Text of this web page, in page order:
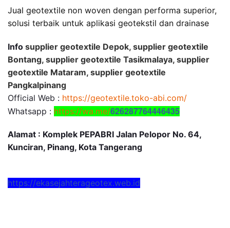
Jual geotextile non woven dengan performa superior,
solusi terbaik untuk aplikasi geotekstil dan drainase
Info supplier geotextile Depok, supplier geotextile
Bontang, supplier geotextile Tasikmalaya, supplier
geotextile Mataram, supplier geotextile
Pangkalpinang
Official Web : https://geotextile.toko-abi.com/
Whatsapp : https://wa.me/626287764446435
Alamat : Komplek PEPABRI Jalan Pelopor No. 64,
Kunciran, Pinang, Kota Tangerang
https://ekasejahterageotex.web.id